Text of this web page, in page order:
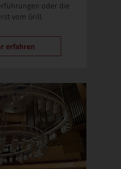
oder die
vom Grill.
erfahren